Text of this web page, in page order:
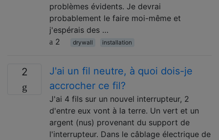
problèmes évidents. Je devrai
probablement le faire moi-même et
j'espérais des …
2
drywall installation
2
J'ai un fil neutre, à quoi dois-je
accrocher ce fil?
J'ai 4 fils sur un nouvel interrupteur, 2
d'entre eux vont à la terre. Un vert et un
argent (nus) provenant du support de
l'interrupteur. Dans le câblage électrique de